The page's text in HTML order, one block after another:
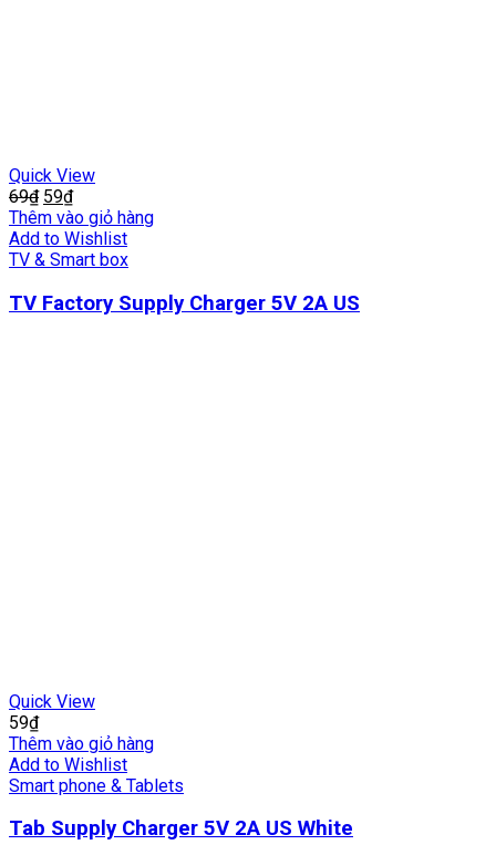
Quick View
69₫ 59₫
Thêm vào giỏ hàng
Add to Wishlist
TV & Smart box
TV Factory Supply Charger 5V 2A US
Quick View
59₫
Thêm vào giỏ hàng
Add to Wishlist
Smart phone & Tablets
Tab Supply Charger 5V 2A US White